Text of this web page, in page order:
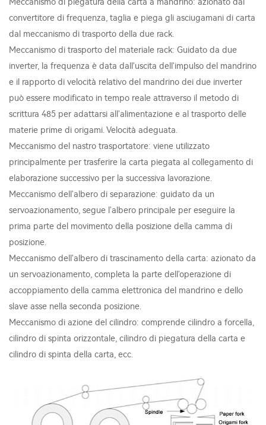
Meccanismo di piegatura della carta a mandrino: azionato dal
convertitore di frequenza, taglia e piega gli asciugamani di carta
dal meccanismo di trasporto della due rack.
Meccanismo di trasporto del materiale rack: Guidato da due
inverter, la frequenza è data dall'uscita dell'impulso del mandrino
e il rapporto di velocità relativo del mandrino dei due inverter
può essere modificato in tempo reale attraverso il metodo di
scrittura 485 per adattarsi all'alimentazione e al trasporto delle
materie prime di origami. Velocità adeguata.
Meccanismo del nastro trasportatore: viene utilizzato
principalmente per trasferire la carta piegata al collegamento di
elaborazione successivo per la successiva lavorazione.
Meccanismo dell'albero di separazione: guidato da un
servoazionamento, segue l'albero principale per eseguire la
prima parte del movimento della posizione della camma di
posizione.
Meccanismo dell'albero di trascinamento della carta: azionato da
un servoazionamento, completa la parte dell'operazione di
accoppiamento della camma elettronica del mandrino e dello
slave asse nella seconda posizione.
Meccanismo di azione del cilindro: comprende cilindro a forcella,
cilindro di spinta orizzontale, cilindro di piegatura della carta e
cilindro di spinta della carta, ecc.